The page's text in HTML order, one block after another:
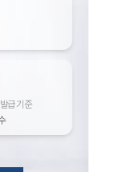
급 기준